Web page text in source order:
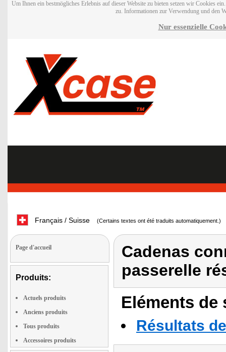
Um Ihnen ein bestmögliches Erlebnis auf dieser Website zu bieten setzen wir Cookies
zu. Informationen zur Verwendung und den
Nur essenzielle
Français / Suisse (Certains textes ont été traduits automatiquement.)
Page d'accueil
Produits:
Actuels produits
Anciens produits
Tous produits
Accessoires produits
Cadenas
passerelle
Eléments
Résultats